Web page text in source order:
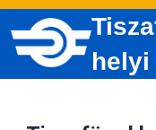
helyi